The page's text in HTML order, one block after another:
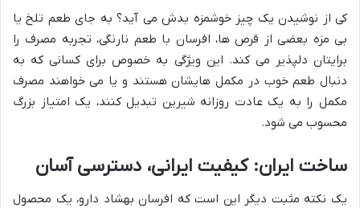
کی از نوشیدن یک چیز خوشمزه بدش می آید؟ به جای طعم تلخ یا
بی مزه بعضی از قرص ها، افرسان با طعم نارنگی، تجربه مصرف را
برایتان دلپذیر می کند. این ویژگی به خصوص برای کسانی که به
دنبال طعم خوب در مکمل هایشان هستند و یا می خواهند مصرف
مکمل را به یک عادت روزانه شیرین تبدیل کنند، یک امتیاز بزرگ
محسوب می شود.
ساخت ایران: کیفیت ایرانی، دسترسی آسان
یک نکته مثبت دیگر این است که افرسان بهشاد دارو، یک محصول